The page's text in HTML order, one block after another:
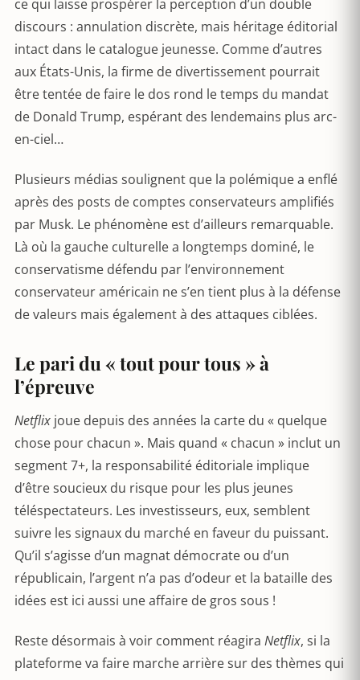
ce qui laisse prospérer la perception d’un double
discours : annulation discrète, mais héritage éditorial
intact dans le catalogue jeunesse. Comme d’autres
aux États-Unis, la firme de divertissement pourrait
être tentée de faire le dos rond le temps du mandat
de Donald Trump, espérant des lendemains plus arc-
en-ciel…
Plusieurs médias soulignent que la polémique a enflé
après des posts de comptes conservateurs amplifiés
par Musk. Le phénomène est d’ailleurs remarquable.
Là où la gauche culturelle a longtemps dominé, le
conservatisme défendu par l’environnement
conservateur américain ne s’en tient plus à la défense
de valeurs mais également à des attaques ciblées.
Le pari du « tout pour tous » à
l’épreuve
Netflix joue depuis des années la carte du « quelque
chose pour chacun ». Mais quand « chacun » inclut un
segment 7+, la responsabilité éditoriale implique
d’être soucieux du risque pour les plus jeunes
téléspectateurs. Les investisseurs, eux, semblent
suivre les signaux du marché en faveur du puissant.
Qu’il s’agisse d’un magnat démocrate ou d’un
républicain, l’argent n’a pas d’odeur et la bataille des
idées est ici aussi une affaire de gros sous !
Reste désormais à voir comment réagira Netflix, si la
plateforme va faire marche arrière sur des thèmes qui